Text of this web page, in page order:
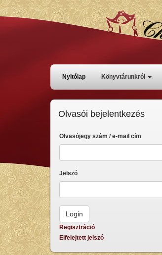
Ugrás
Főmenü
Nyitólap Könyvtárunkról
Olvasói bejelentkezés
Olvasójegy szám / e-mail cím
Jelszó
Regisztráció
Elfelejtett jelszó